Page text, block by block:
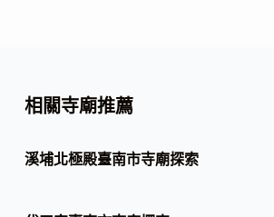
相關寺廟推薦
溪埔北極殿臺南市寺廟探索